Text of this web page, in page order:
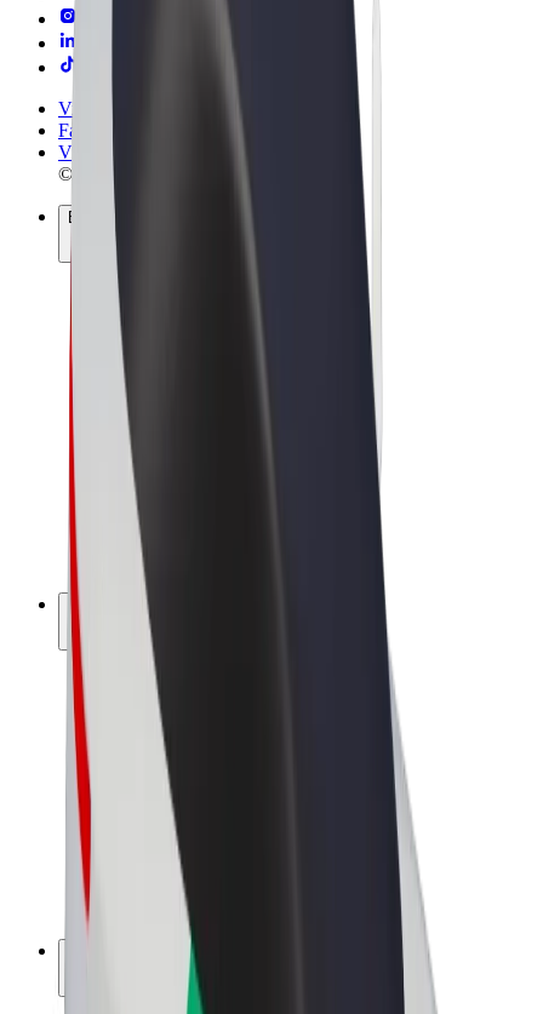
Vigezo na Masharti
Faragha
Vidakuzi
© 2026 Bolt Technology OÜ
Bidhaa
Safari
Skuta
Bolt Market
Bolt Food
Bolt Drive
Bolt kwa Biashara
Baiskeli ya umeme
Bolt Plus
Pata kipato na Bolt
Dereva
Mapato ya dereva
Matarishi
Mapato ya tarishi
Wafanyabiashara wa Bolt Food